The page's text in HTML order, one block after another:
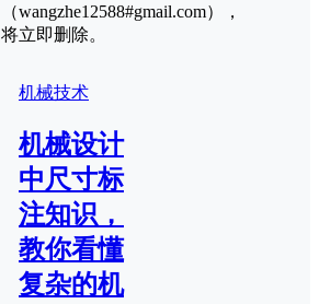
（wangzhe12588#gmail.com），
将立即删除。
机械技术
机械设计
中尺寸标
注知识，
教你看懂
复杂的机